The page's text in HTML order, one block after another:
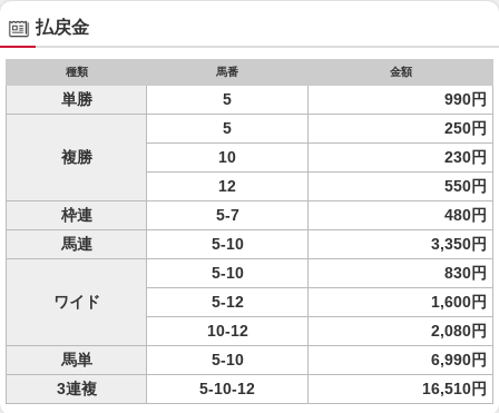
払戻金
種類 馬番 金額
単勝 5 990円
複勝
5
250円
10
230円
12
550円
枠連
5-7
480円
馬連
5-10 3,350円
ワイド
5-10
830円
5-12
1,600円
10-12
2,080円
馬単
5-10
6,990円
3連複
5-10-12 16,510円